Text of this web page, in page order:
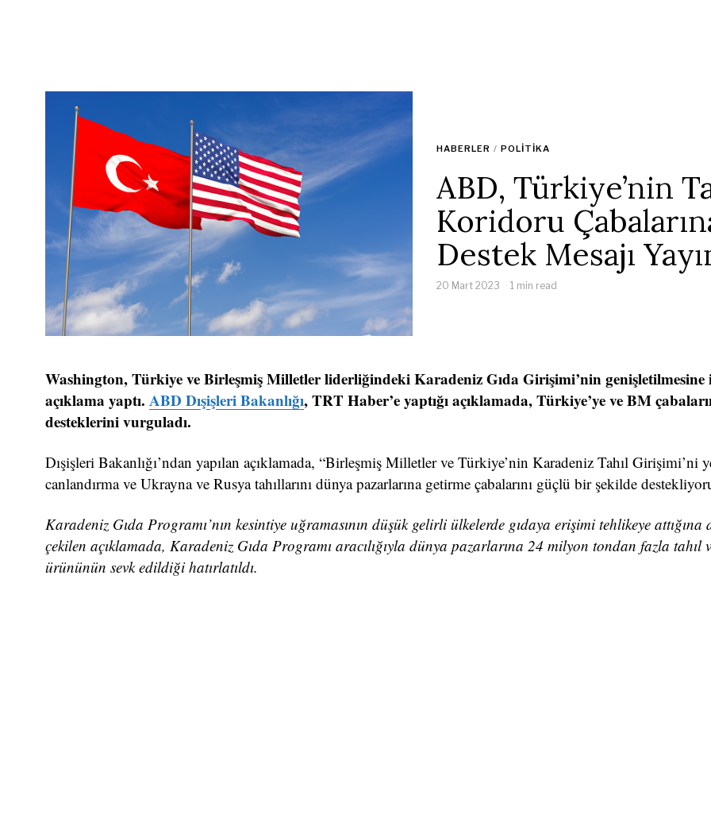
HABERLER / POLITIKA
ABD, Türkiye’nin
Koridoru
Destek Mesajı
20 Mart 2023 1 min read
Washington, Türkiye ve Birleşmiş Milletler liderliğindeki Karadeniz Gıda Girişimi’nin
açıklama yaptı. ABD Dışişleri Bakanlığı, TRT Haber’e yaptığı açıklamada, Türkiye’ye ve BM
desteklerini vurguladı.
Dışişleri Bakanlığı’ndan yapılan açıklamada, “Birleşmiş Milletler ve Türkiye’nin Karadeniz Tahıl Girişimi’ni
canlandırma ve Ukrayna ve Rusya tahıllarını dünya pazarlarına getirme çabalarını güçlü bir şekilde
Karadeniz Gıda Programı’nın kesintiye uğramasının düşük gelirli ülkelerde gıdaya erişimi tehlikeye attığına
çekilen açıklamada, Karadeniz Gıda Programı aracılığıyla dünya pazarlarına 24 milyon tondan fazla tahıl
ürününün sevk edildiği hatırlatıldı.